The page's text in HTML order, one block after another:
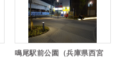
鳴尾駅前公園（兵庫県西宮